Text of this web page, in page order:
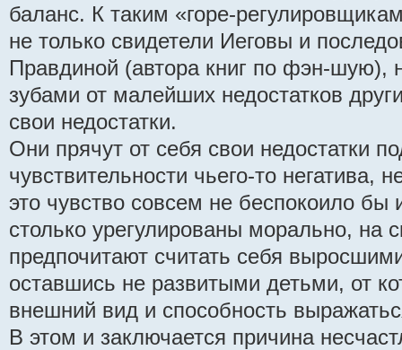
баланс. К таким «горе-
не только свидетели Иеговы и
Правдиной (автора книг по фэн-шую),
зубами от малейших недостатков
свои недостатки.
Они прячут от себя свои недостатки
чувствительности чьего-то негатива,
это чувство совсем не беспокоило
столько урегулированы морально, на
предпочитают считать себя
оставшись не развитыми детьми, от
внешний вид и способность
В этом и заключается причина